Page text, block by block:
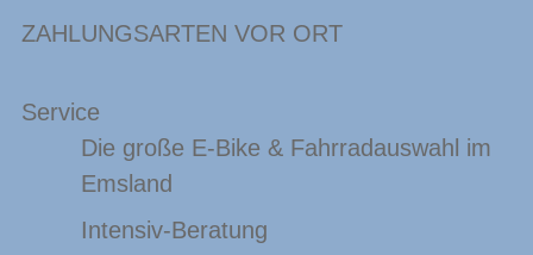
ZAHLUNGSARTEN VOR ORT
Service
Die große E-Bike & Fahrradauswahl im
Emsland
Intensiv-Beratung